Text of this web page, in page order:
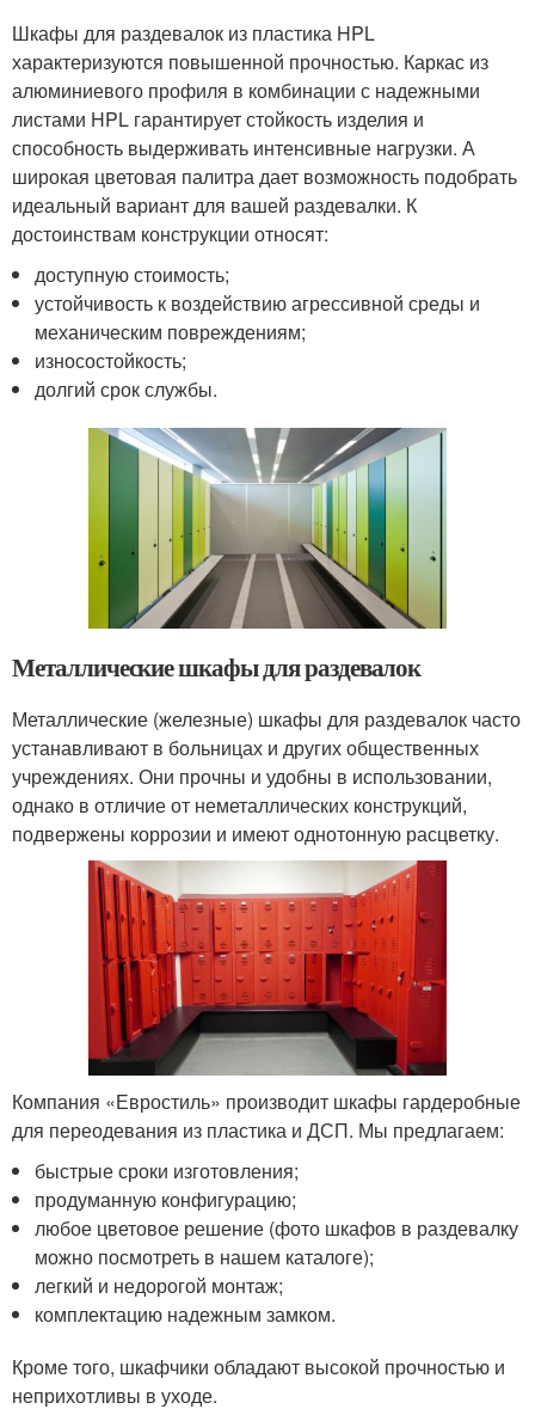
Шкафы для раздевалок из пластика HPL
характеризуются повышенной прочностью. Каркас из
алюминиевого профиля в комбинации с надежными
листами HPL гарантирует стойкость изделия и
способность выдерживать интенсивные нагрузки. А
широкая цветовая палитра дает возможность подобрать
идеальный вариант для вашей раздевалки. К
достоинствам конструкции относят:
доступную стоимость;
устойчивость к воздействию агрессивной среды и
механическим повреждениям;
износостойкость;
долгий срок службы.
Металлические шкафы для раздевалок
Металлические (железные) шкафы для раздевалок часто
устанавливают в больницах и других общественных
учреждениях. Они прочны и удобны в использовании,
однако в отличие от неметаллических конструкций,
подвержены коррозии и имеют однотонную расцветку.
Компания «Евростиль» производит шкафы гардеробные
для переодевания из пластика и ДСП. Мы предлагаем:
быстрые сроки изготовления;
продуманную конфигурацию;
любое цветовое решение (фото шкафов в раздевалку
можно посмотреть в нашем каталоге);
легкий и недорогой монтаж;
комплектацию надежным замком.
Кроме того, шкафчики обладают высокой прочностью и
неприхотливы в уходе.